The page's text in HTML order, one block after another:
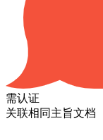
需认证
关联相同主旨文档